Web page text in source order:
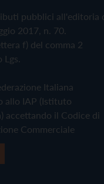
pubblici all'editoria
2017, n. 70.
f) del comma 2
Lgs.
Italiana
allo IAP (Istituto
accettando il Codice di
Commerciale